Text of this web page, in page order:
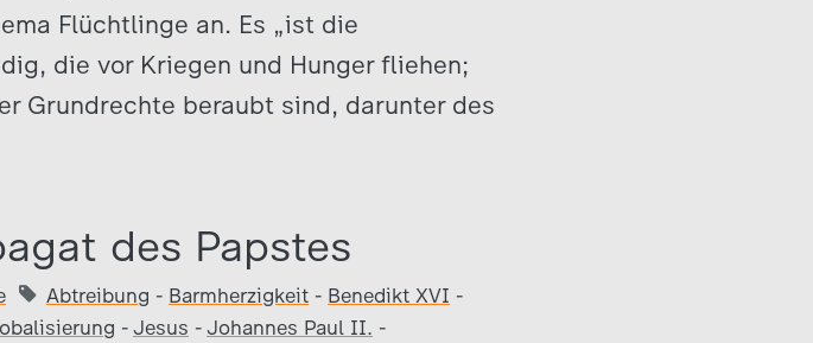
Flüchtlinge an. Es „ist die
die vor Kriegen und Hunger fliehen;
Grundrechte beraubt sind, darunter des
des Papstes
Abtreibung - Barmherzigkeit - Benedikt XVI -
- Jesus - Johannes Paul II. -